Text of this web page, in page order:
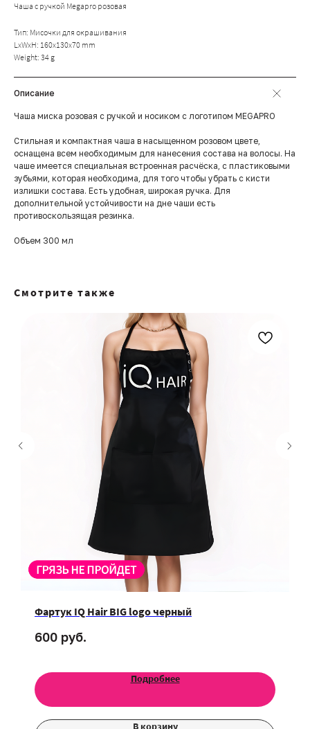
Чаша с ручкой Megapro розовая
Тип: Мисочки для окрашивания
LxWxH: 160x130x70 mm
Weight: 34 g
Описание
Чаша миска розовая с ручкой и носиком с логотипом MEGAPRO
Стильная и компактная чаша в насыщенном розовом цвете,
оснащена всем необходимым для нанесения состава на волосы. На
чаше имеется специальная встроенная расчёска, с пластиковыми
зубьями, которая необходима, для того чтобы убрать с кисти
излишки состава. Есть удобная, широкая ручка. Для
дополнительной устойчивости на дне чаши есть
противоскользящая резинка.
Объем 300 мл
Смотрите также
Фартук IQ Hair BIG logo черный
600 руб.
Подробнее
В корзину